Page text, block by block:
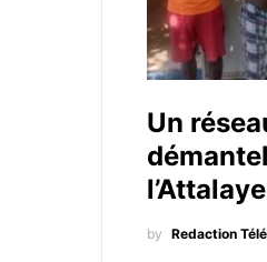
Un
l’Attalaye
by Redaction